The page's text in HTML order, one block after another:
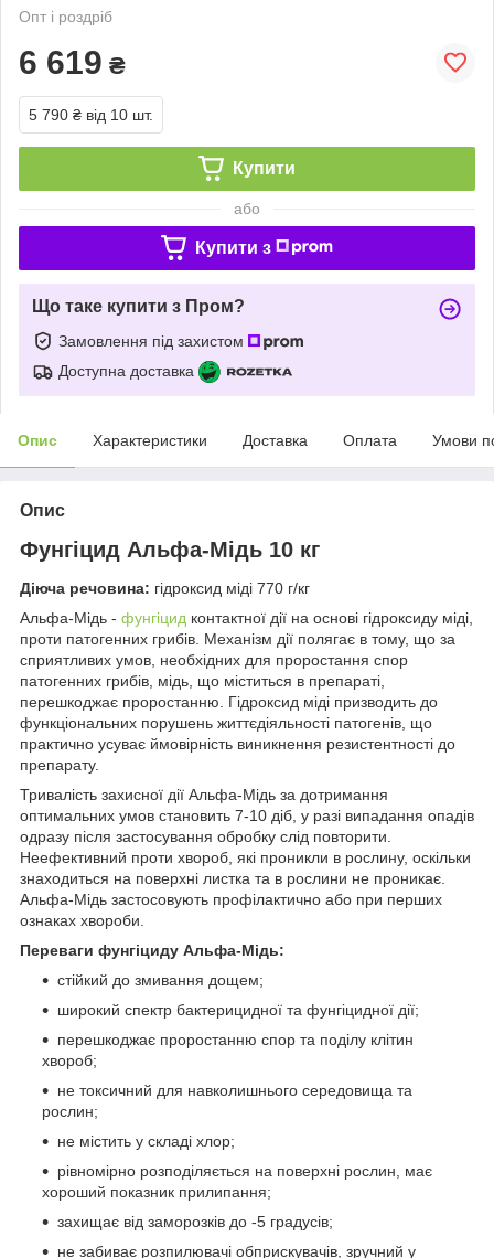
Опт і роздріб
6 619 ₴
5 790 ₴ від 10 шт.
Купити
або
Купити з
Що таке купити з Пром?
Замовлення під захистом
Доступна доставка
Опис Характеристики Доставка Оплата Умови
Опис
Фунгіцид Альфа-Мідь 10 кг
Діюча речовина: гідроксид міді 770 г/кг
Альфа-Мідь - фунгіцид контактної дії на основі гідроксиду міді,
проти патогенних грибів. Механізм дії полягає в тому, що за
сприятливих умов, необхідних для проростання спор
патогенних грибів, мідь, що міститься в препараті,
перешкоджає проростанню. Гідроксид міді призводить до
функціональних порушень життєдіяльності патогенів, що
практично усуває ймовірність виникнення резистентності до
препарату.
Тривалість захисної дії Альфа-Мідь за дотримання
оптимальних умов становить 7-10 діб, у разі випадання опадів
одразу після застосування обробку слід повторити.
Неефективний проти хвороб, які проникли в рослину, оскільки
знаходиться на поверхні листка та в рослини не проникає.
Альфа-Мідь застосовують профілактично або при перших
ознаках хвороби.
Переваги фунгіциду Альфа-Мідь:
стійкий до змивання дощем;
широкий спектр бактерицидної та фунгіцидної дії;
перешкоджає проростанню спор та поділу клітин
хвороб;
не токсичний для навколишнього середовища та
рослин;
не містить у складі хлор;
рівномірно розподіляється на поверхні рослин, має
хороший показник прилипання;
захищає від заморозків до -5 градусів;
не забиває розпилювачі обприскувачів, зручний у